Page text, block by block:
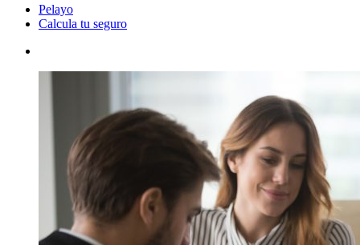
Pelayo
Calcula tu seguro